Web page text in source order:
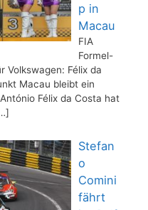
p in
Macau
FIA
Formel-
Volkswagen: Félix da
Macau bleibt ein
Félix da Costa hat
Stefan
o
Comini
fährt